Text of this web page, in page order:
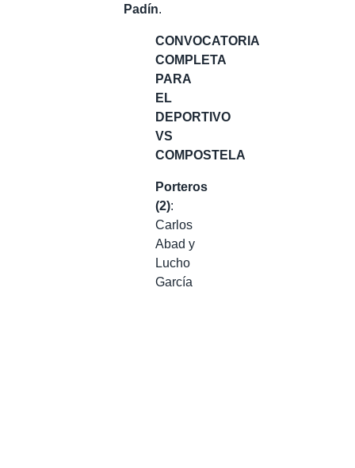
Padín.
CONVOCATORIA
COMPLETA
PARA
EL
DEPORTIVO
VS
COMPOSTELA
Porteros
(2):
Carlos
Abad y
Lucho
García